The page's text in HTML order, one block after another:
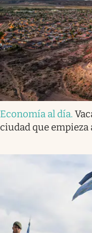
Economía al día.
ciudad que empieza